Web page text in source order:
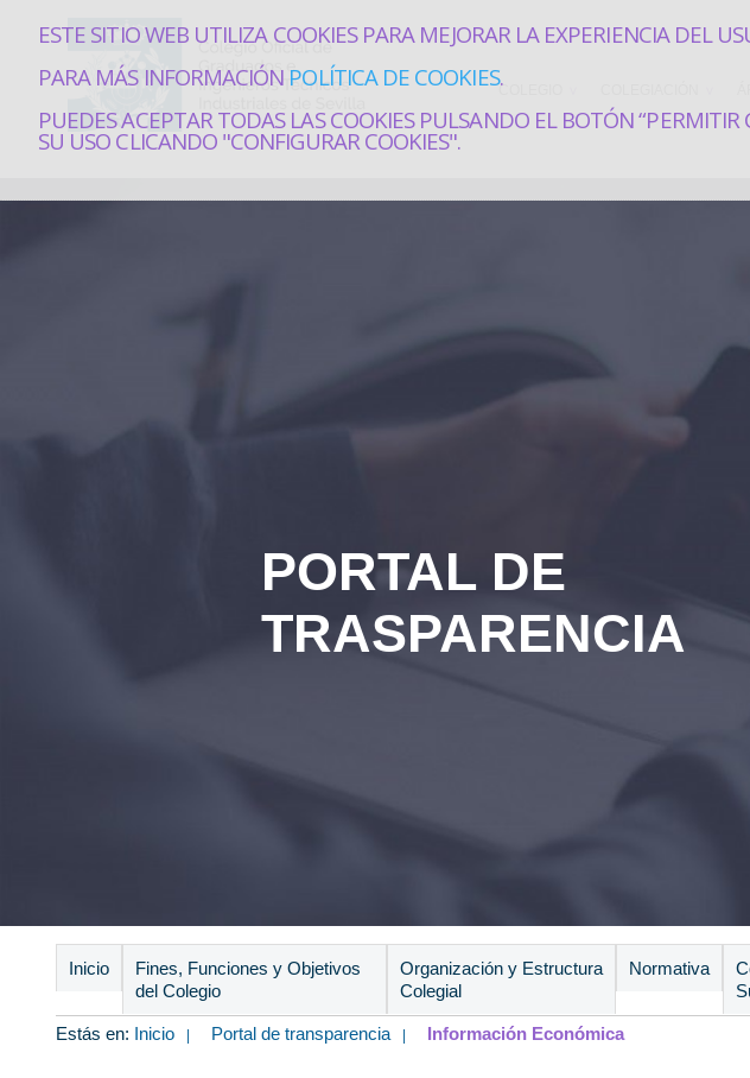
ESTE SITIO WEB UTILIZA COOKIES PARA MEJORAR LA EXPERIENCIA DEL
PARA MÁS INFORMACIÓN POLÍTICA DE COOKIES.
PUEDES ACEPTAR TODAS LAS COOKIES PULSANDO EL BOTÓN “PERMITIR
SU USO CLICANDO "CONFIGURAR COOKIES".
COLEGIO
PORTAL DE
TRASPARENCIA
Estás en: Inicio Portal de transparencia Información Económica
Inicio
Fines, Funciones y Objetivos
del Colegio
Organización y Estructura
Colegial
Normativa